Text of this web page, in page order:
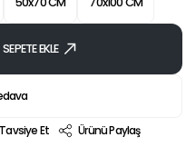
SEPETE EKLE
Tavsiye Et
Ürünü Paylaş